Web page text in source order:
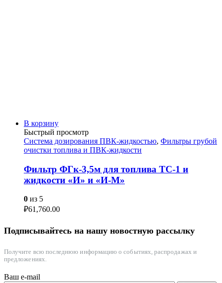
В корзину
Быстрый просмотр
Система дозирования ПВК-жидкостью, Фильтры грубой
очистки топлива и ПВК-жидкости
Фильтр ФГк-3,5м для топлива ТС-1 и
жидкости «И» и «И-М»
0 из 5
₽61,760.00
Подписывайтесь на нашу новостную рассылку
Получите всю последнюю информацию о событиях, распродажах и
предложениях.
Ваш e-mail